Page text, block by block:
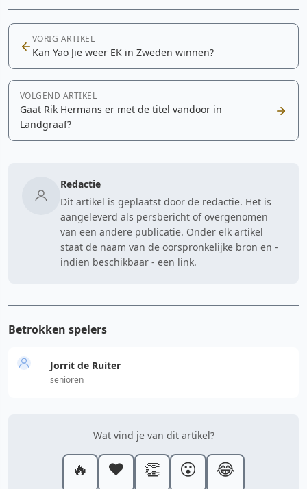
VORIG ARTIKEL
Kan Yao Jie weer EK in Zweden winnen?
VOLGEND ARTIKEL
Gaat Rik Hermans er met de titel vandoor in
Landgraaf?
Redactie
Dit artikel is geplaatst door de redactie. Het is
aangeleverd als persbericht of overgenomen
van een andere publicatie. Onder elk artikel
staat de naam van de oorspronkelijke bron en -
indien beschikbaar - een link.
Betrokken spelers
Jorrit de Ruiter
senioren
Wat vind je van dit artikel?
🔥 ❤️ 👏 😮 😂